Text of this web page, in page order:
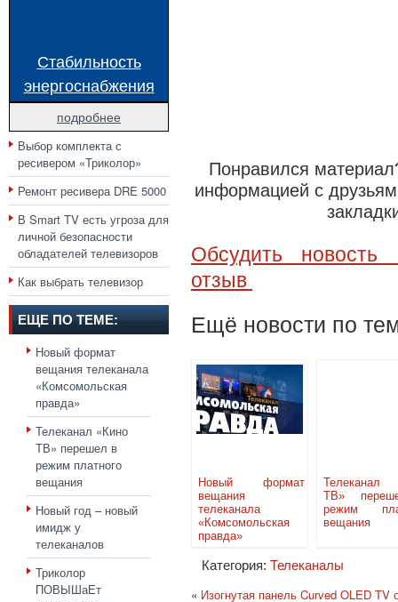
Стабильность
энергоснабжения
подробнее
Выбор комплекта с
ресивером «Триколор»
Ремонт ресивера DRE 5000
В Smart TV есть угроза для
личной безопасности
обладателей телевизоров
Как выбрать телевизор
ЕЩЕ ПО ТЕМЕ:
Новый формат
вещания телеканала
«Комсомольская
правда»
Телеканал «Кино
ТВ» перешел в
режим платного
вещания
Новый год – новый
имидж у
телеканалов
Триколор
ПОВЫШаЕт
Понравился
информацией с
Обсудить новость
отзыв
Ещё новости по
Новый формат
вещания
телеканала
«Комсомольская
правда»
Телеканал
ТВ»
режим
вещания
Категория: Телеканалы
« Изогнутая панель Curved OLED TV